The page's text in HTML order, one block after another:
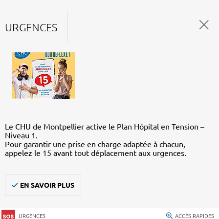
URGENCES
Le CHU de Montpellier active le Plan Hôpital en Tension –
Niveau 1.
Pour garantir une prise en charge adaptée à chacun,
appelez le 15 avant tout déplacement aux urgences.
EN SAVOIR PLUS
URGENCES ACCÈS RAPIDES